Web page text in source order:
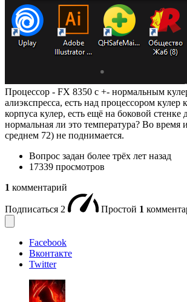
Процессор - FX 8350 с +- нормальным
алиэкспресса, есть над процессором кулер
корпуса кулер, есть ещё на боковой стенке
нормальная ли это температура? Во время
среднем 72) не поднимается.
Вопрос задан более трёх лет назад
17339 просмотров
1 комментарий
Подписаться 2 Простой 1
Facebook
Вконтакте
Twitter